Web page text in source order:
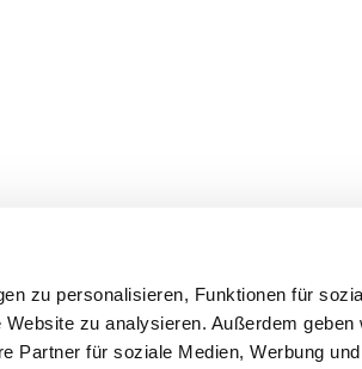
zu personalisieren, Funktionen für
zu analysieren. Außerdem geben
Partner für soziale Medien, Werbung